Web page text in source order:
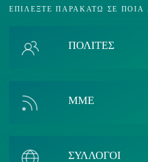
ΕΠΙΛΈΞΤΕ ΠΑΡΑΚΆΤΩ ΣΕ ΠΟΙΑ
ΠΟΛΙΤΕΣ
ΜΜΕ
ΣΥΛΛΟΓΟΙ